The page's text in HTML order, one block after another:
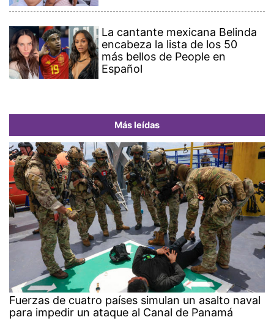
La cantante mexicana Belinda
encabeza la lista de los 50
más bellos de People en
Español
Más leídas
Fuerzas de cuatro países simulan un asalto naval
para impedir un ataque al Canal de Panamá